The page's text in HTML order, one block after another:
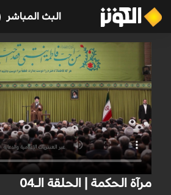
البث المباشر
مرآة الحكمة | الحلقة الـ04